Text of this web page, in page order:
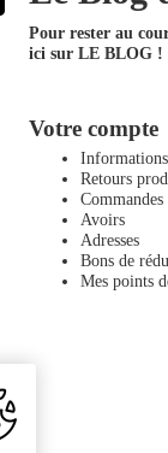
Pour rester au
ici sur LE BLOG !
Votre compte
Retours
Commandes
Avoirs
Adresses
Bons de
Mes points